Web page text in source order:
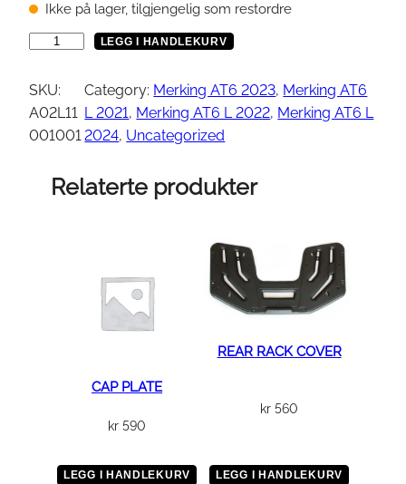
Ikke på lager, tilgjengelig som restordre
M
O
D
LEGG I HANDLEKURV
SKU:
A02L11
001001
Category: Merking AT6 2023, Merking AT6
L 2021, Merking AT6 L 2022, Merking AT6 L
2024, Uncategorized
Relaterte produkter
CAP PLATE
kr 590
LEGG I HANDLEKURV
REAR RACK COVER
kr 560
LEGG I HANDLEKURV